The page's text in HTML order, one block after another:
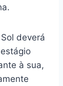
deverá
à sua,